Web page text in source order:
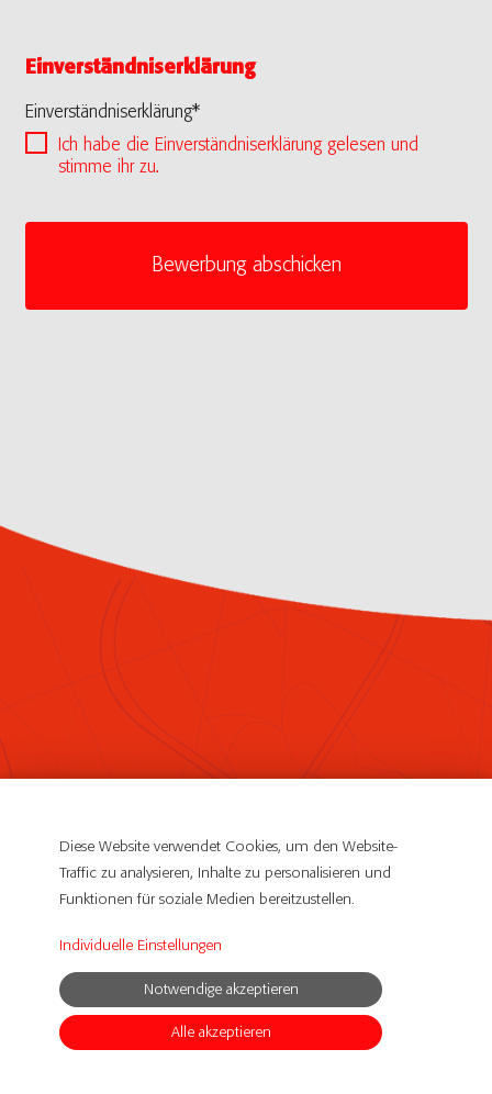
Einverständniserklärung
Einverständniserklärung*
Ich habe die Einverständniserklärung gelesen und
stimme ihr zu.
Ludwig-Meyer-Straße 2-4
61381 Friedrichsdorf
Datenschutzerklärung
© Copyright 2019 Meyer QSL DE. All Rights Reserved
powerd by
Diese Website verwendet Cookies, um den Website-
Traffic zu analysieren, Inhalte zu personalisieren und
Funktionen für soziale Medien bereitzustellen.
Individuelle Einstellungen
Notwendige akzeptieren
Alle akzeptieren